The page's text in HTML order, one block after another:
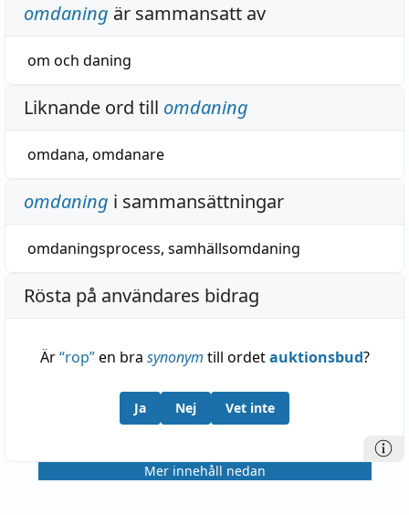
omdaning är sammansatt av
om och daning
Liknande ord till omdaning
omdana, omdanare
omdaning i sammansättningar
omdaningsprocess, samhällsomdaning
Rösta på användares bidrag
Är“rop”en bra synonym till ordetauktionsbud?
Ja Nej Vet inte
Mer innehåll nedan